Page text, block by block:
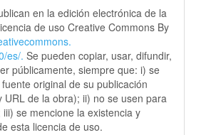
en la edición electrónica de la
de uso Creative Commons By
es/. Se pueden copiar, usar, difundir,
públicamente, siempre que: i) se
original de su publicación
URL de la obra); ii) no se usen para
se mencione la existencia y
esta licencia de uso.